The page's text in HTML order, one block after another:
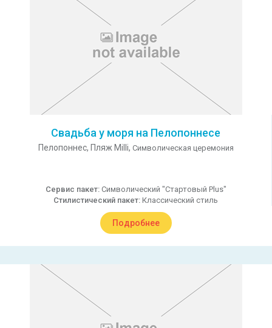
Свадьба у моря на Пелопоннесе
Пелопоннес, Пляж Milli, Символическая церемония
Сервис пакет: Символический "Стартовый Plus"
Стилистический пакет: Классический стиль
Подробнее